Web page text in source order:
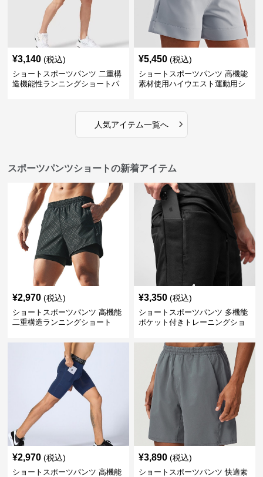
¥3,140 (税込)
ショートスポーツパンツ 二重構
造機能性ランニングショートパ
¥5,450 (税込)
ショートスポーツパンツ 高機能
素材使用ハイウエスト運動用シ
人気アイテム一覧へ ›
スポーツパンツショートの新着アイテム
¥2,970 (税込)
ショートスポーツパンツ 高機能
二重構造ランニングショート
¥3,350 (税込)
ショートスポーツパンツ 多機能
ポケット付きトレーニングショ
¥2,970 (税込)
ショートスポーツパンツ 高機能
¥3,890 (税込)
ショートスポーツパンツ 快適素